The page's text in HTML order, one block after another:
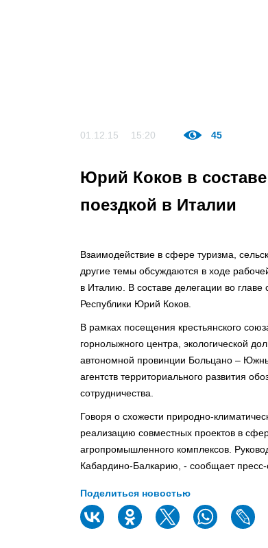
01.12.15 15:20 45
Юрий Коков в составе
поездкой в Италии
Взаимодействие в сфере туризма,
другие темы обсуждаются в ходе
в Италию. В составе делегации во
Республики Юрий Коков.
В рамках посещения крестьянского
горнолыжного центра, экологической
автономной провинции Больцано –
агентств территориального развития
сотрудничества.
Говоря о схожести природно-
реализацию совместных проектов в
агропромышленного комплексов.
Кабардино-Балкарию, - сообщает пресс-
Поделиться новостью